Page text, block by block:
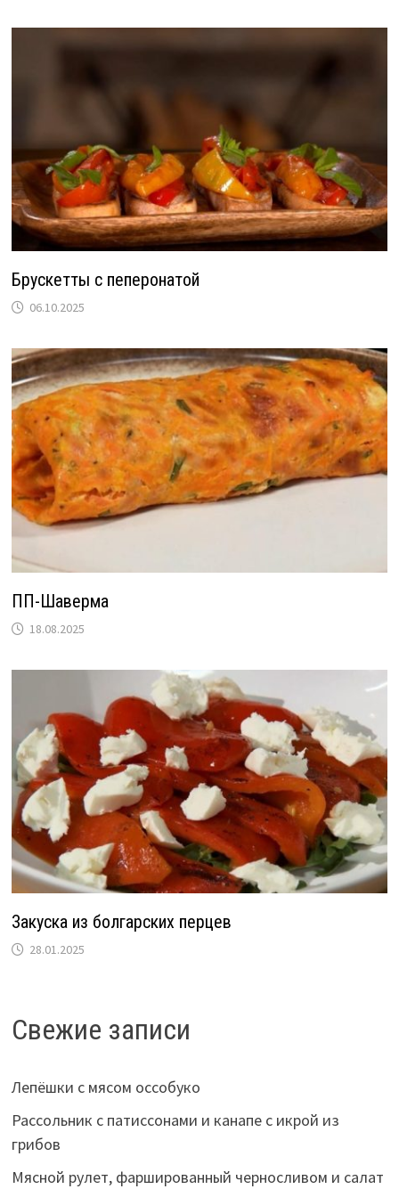
Брускетты с пеперонатой
06.10.2025
ПП-Шаверма
18.08.2025
Закуска из болгарских перцев
28.01.2025
Свежие записи
Лепёшки с мясом оссобуко
Рассольник с патиссонами и канапе с икрой из
грибов
Мясной рулет, фаршированный черносливом и салат